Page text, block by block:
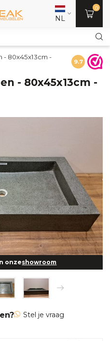
NL
0
- 80x45x13cm -
9.7
- 80x45x13cm -
onzeshowroom
Stel je vraag